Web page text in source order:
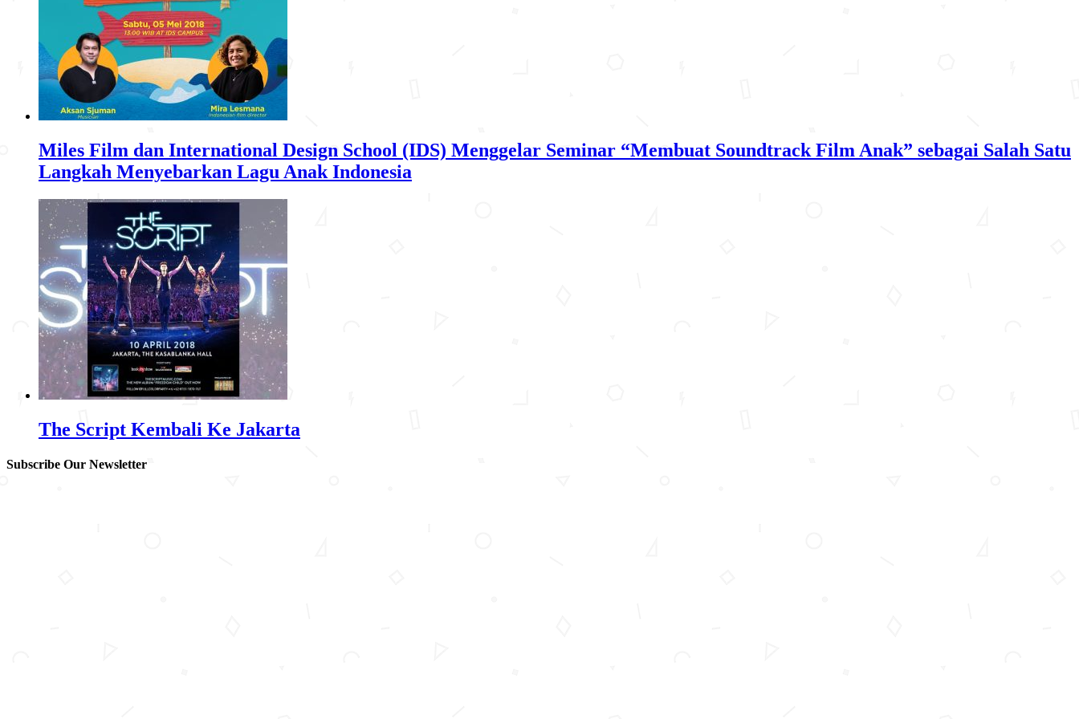
Miles Film dan International Design School (IDS) Menggelar Seminar “Membuat Soundtrack Film Anak” sebagai Salah Satu
Langkah Menyebarkan Lagu Anak Indonesia
The Script Kembali Ke Jakarta
Subscribe Our Newsletter